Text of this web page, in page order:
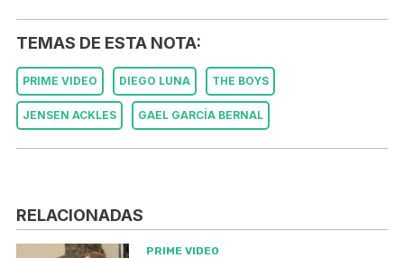
TEMAS DE ESTA NOTA:
PRIME VIDEO DIEGO LUNA THE BOYS
JENSEN ACKLES GAEL GARCÍA BERNAL
RELACIONADAS
PRIME VIDEO